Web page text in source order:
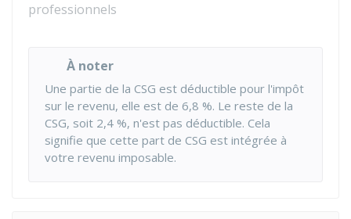
professionnels
À noter
Une partie de la CSG est déductible pour l'impôt
sur le revenu, elle est de 6,8 %. Le reste de la
CSG, soit 2,4 %, n'est pas déductible. Cela
signifie que cette part de CSG est intégrée à
votre revenu imposable.